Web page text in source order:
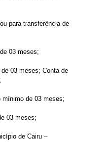
para transferência de
03 meses;
03 meses; Conta de
mínimo de 03 meses;
03 meses;
de Cairu –